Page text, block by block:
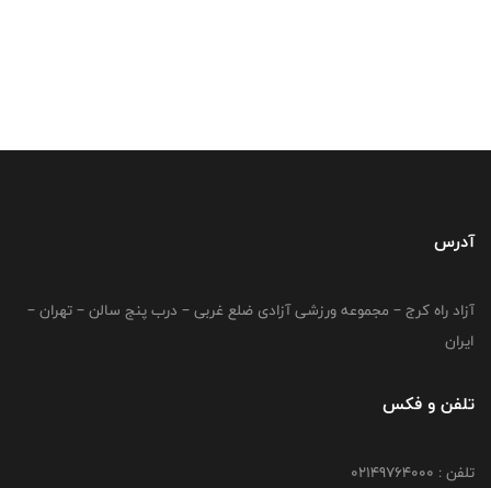
آدرس
آزاد راه کرج – مجموعه ورزشی آزادی ضلع غربی – درب پنج سالن – تهران –
ایران
تلفن و فکس
تلفن : 02149764000